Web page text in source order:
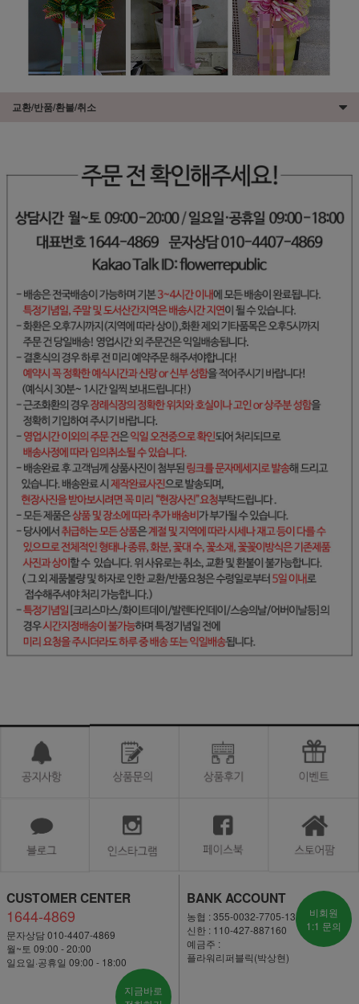
교환/반품/환불/취소
CUSTOMER CENTER
1644-4869
문자상담 010-4407-4869
월~토 09:00 - 20:00
일요일·공휴일 09:00 - 18:00
지금바로
BANK ACCOUNT
농협 : 355-0032-7705-13
신한 : 110-427-887160
예금주 :
플라워리퍼블릭(박상현)
비회원
1:1 문의